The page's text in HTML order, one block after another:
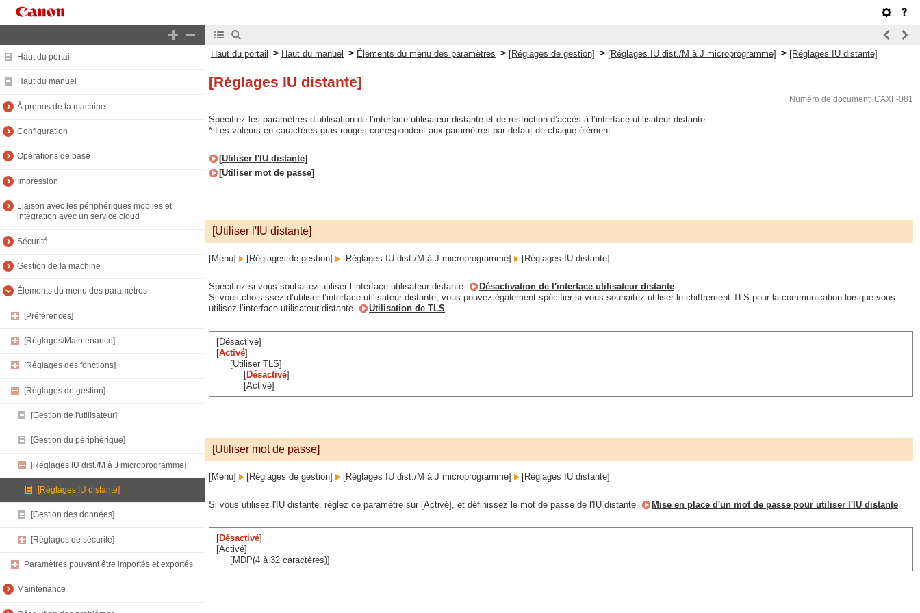
Haut du portail
Haut du manuel
À propos de la machine
Configuration
Opérations de base
Impression
Liaison avec les périphériques mobiles et
intégration avec un service cloud
Sécurité
Gestion de la machine
Éléments du menu des paramètres
[Préférences]
[Réglages/Maintenance]
[Réglages des fonctions]
[Réglages de gestion]
[Gestion de l'utilisateur]
[Gestion du périphérique]
[Réglages IU dist./M à J microprogramme]
[Réglages IU distante]
[Gestion des données]
[Réglages de sécurité]
Paramètres pouvant être importés et exportés
Maintenance
Haut du portail > Haut du manuel > Éléments du menu des paramètres > [Réglages de gestion] > [Réglages IU dist./M à J microprogramme] > [Réglages IU distante]
[Réglages IU distante]
Numéro de document: CAXF-081
Spécifiez les paramètres d’utilisation de l’interface utilisateur distante et de restriction d’accès à l’interface utilisateur distante.
* Les valeurs en caractères gras rouges correspondent aux paramètres par défaut de chaque élément.
[Utiliser l'IU distante]
[Utiliser mot de passe]
[Utiliser l'IU distante]
[Menu] [Réglages de gestion] [Réglages IU dist./M à J microprogramme] [Réglages IU distante]
Spécifiez si vous souhaitez utiliser l’interface utilisateur distante.
Désactivation de l'interface utilisateur distante
Si vous choisissez d’utiliser l’interface utilisateur distante, vous pouvez également spécifier si vous souhaitez utiliser le chiffrement TLS pour la communication lorsque vous
utilisez l’interface utilisateur distante.
Utilisation de TLS
[Désactivé]
[Activé]
[Utiliser TLS]
[Désactivé]
[Activé]
[Utiliser mot de passe]
[Menu] [Réglages de gestion] [Réglages IU dist./M à J microprogramme] [Réglages IU distante]
Si vous utilisez l'IU distante, réglez ce paramètre sur [Activé], et définissez le mot de passe de l'IU distante. Mise en place d'un mot de passe pour utiliser l'IU distante
[Désactivé]
[Activé]
[MDP(4 à 32 caractères)]